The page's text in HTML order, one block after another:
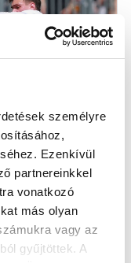
személyre
Ezenkívül
partnereinkkel
vonatkozó
más olyan
vagy az
gyűjtöttek. A
ELEMEZTE
Tipsbladet